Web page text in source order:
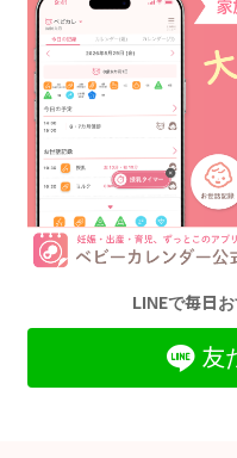
LINEで毎日
友